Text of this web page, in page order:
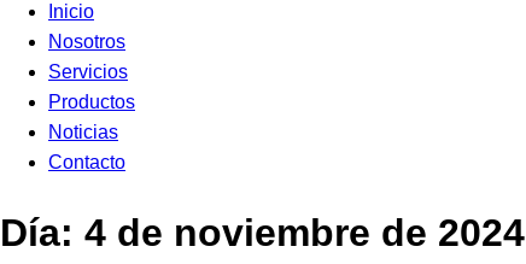
Inicio
Nosotros
Servicios
Productos
Noticias
Contacto
Día: 4 de noviembre de 2024